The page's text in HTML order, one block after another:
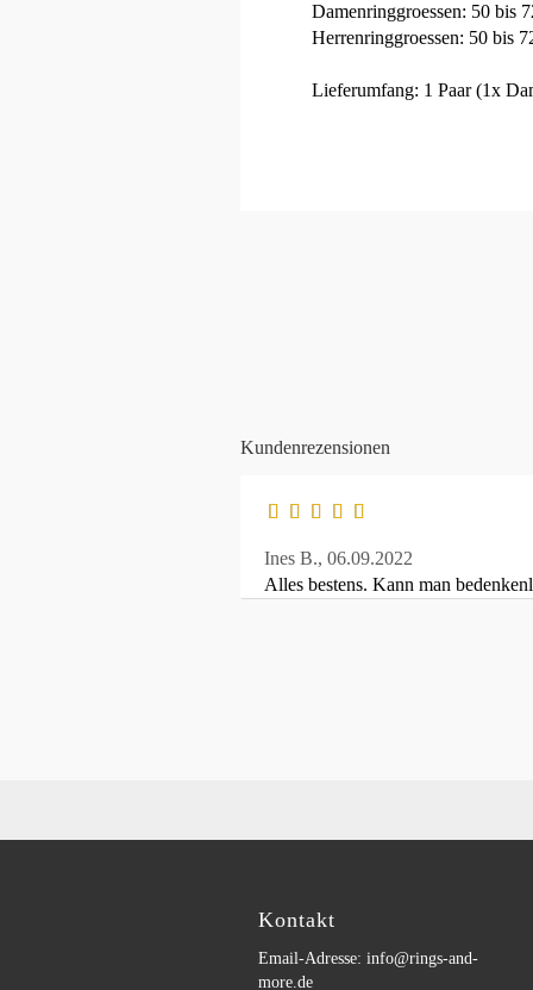
Damenringgroessen: 50 bis
Herrenringgroessen: 50 bis
Lieferumfang: 1 Paar (1x
Kundenrezensionen
Ines B., 06.09.2022
Alles bestens. Kann man
Kontakt
Email-Adresse: info@rings-and-
more.de